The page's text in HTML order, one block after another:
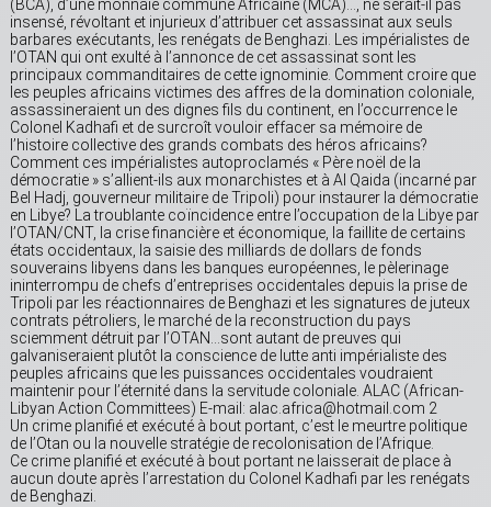
(BCA), d’une monnaie commune Africaine (MCA)…, ne serait-il pas
insensé, révoltant et injurieux d’attribuer cet assassinat aux seuls
barbares exécutants, les renégats de Benghazi. Les impérialistes de
l’OTAN qui ont exulté à l’annonce de cet assassinat sont les
principaux commanditaires de cette ignominie. Comment croire que
les peuples africains victimes des affres de la domination coloniale,
assassineraient un des dignes fils du continent, en l’occurrence le
Colonel Kadhafi et de surcroît vouloir effacer sa mémoire de
l’histoire collective des grands combats des héros africains?
Comment ces impérialistes autoproclamés « Père noël de la
démocratie » s’allient-ils aux monarchistes et à Al Qaida (incarné par
Bel Hadj, gouverneur militaire de Tripoli) pour instaurer la démocratie
en Libye? La troublante coïncidence entre l’occupation de la Libye par
l’OTAN/CNT, la crise financière et économique, la faillite de certains
états occidentaux, la saisie des milliards de dollars de fonds
souverains libyens dans les banques européennes, le pèlerinage
ininterrompu de chefs d’entreprises occidentales depuis la prise de
Tripoli par les réactionnaires de Benghazi et les signatures de juteux
contrats pétroliers, le marché de la reconstruction du pays
sciemment détruit par l’OTAN…sont autant de preuves qui
galvaniseraient plutôt la conscience de lutte anti impérialiste des
peuples africains que les puissances occidentales voudraient
maintenir pour l’éternité dans la servitude coloniale. ALAC (African-
Libyan Action Committees) E-mail: alac.africa@hotmail.com 2
Un crime planifié et exécuté à bout portant, c’est le meurtre politique
de l’Otan ou la nouvelle stratégie de recolonisation de l’Afrique.
Ce crime planifié et exécuté à bout portant ne laisserait de place à
aucun doute après l’arrestation du Colonel Kadhafi par les renégats
de Benghazi.